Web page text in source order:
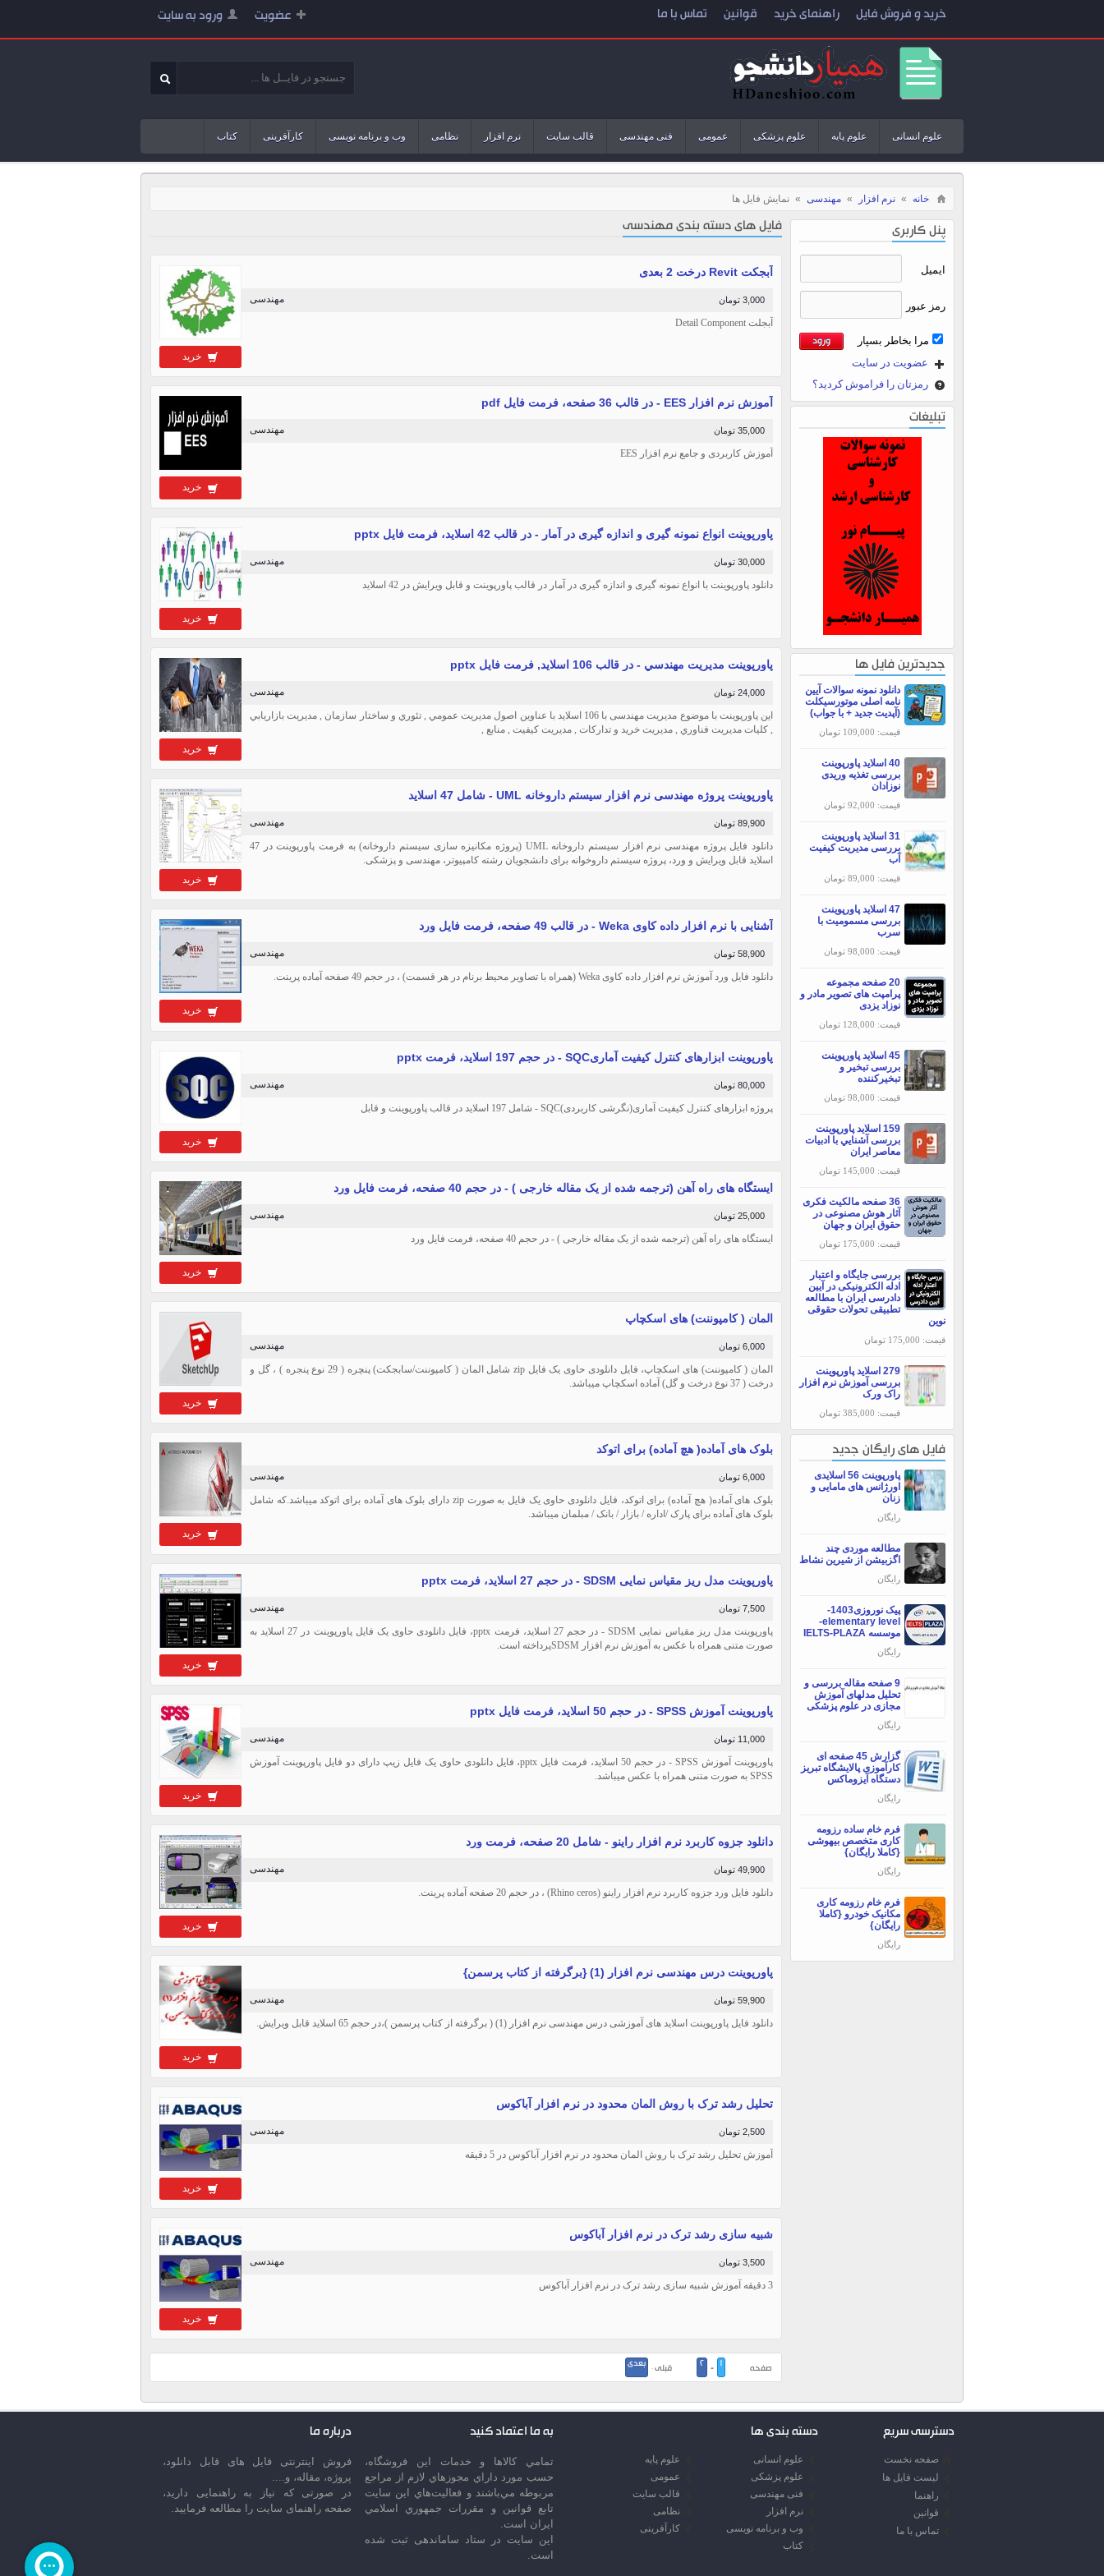
عضویت ورود به سایت خرید و فروش فایل راهنمای خرید قوانین تماس با ما
علوم انسانی علوم پایه علوم پزشکی عمومی فنی مهندسی قالب سایت نرم افزار نظامی وب و برنامه نویسی کارآفرینی کتاب
خانه » نرم افزار » مهندسی » نمایش فایل ها
پنل کاربری
ایمیل
رمز عبور
مرا بخاطر بسپار
عضویت در سایت
رمزتان را فراموش کردید؟
تبلیغات
جدیدترین فایل ها
دانلود نمونه سوالات آیین
نامه اصلی موتورسیکلت
(آپدیت جدید + با جواب)
قیمت: 109,000 تومان
40 اسلاید پاورپوینت
بررسی تغذیه وریدی
نوزادان
قیمت: 92,000 تومان
31 اسلاید پاورپوینت
بررسی مديريت كيفيت
آب
قیمت: 89,000 تومان
47 اسلاید پاورپوینت
بررسی مسمومیت با
سرب
قیمت: 98,000 تومان
20 صفحه مجموعه
پرامپت های تصویر مادر و
نوزاد یزدی
قیمت: 128,000 تومان
45 اسلاید پاورپوینت
بررسی تبخير و
تبخيركننده
قیمت: 98,000 تومان
159 اسلاید پاورپوینت
بررسی آشنايي با ادبيات
معاصر ايران
قیمت: 145,000 تومان
36 صفحه مالکیت فکری
آثار هوش مصنوعی در
حقوق ایران و جهان
قیمت: 175,000 تومان
بررسی جایگاه و اعتبار
ادله الکترونیکی در آیین
دادرسی ایران با مطالعه
تطبیقی تحولات حقوقی
نوین
قیمت: 175,000 تومان
279 اسلاید پاورپوینت
بررسی آموزش نرم افزار
راک ورک
قیمت: 385,000 تومان
فایل های رایگان جدید
پاورپوینت 56 اسلایدی
اورژانس های مامایی و
زنان
رایگان
مطالعه موردی چند
اگزبیشن از شیرین نشاط
رایگان
پیک نوروزی1403-
elementary level-
موسسه IELTS-PLAZA
رایگان
9 صفحه مقاله بررسی و
تحلیل مدلهای آموزش
مجازی در علوم پزشکی
رایگان
گزارش 45 صفحه ای
کارآموزی پالایشگاه تبریز
دستگاه آیزوماکس
رایگان
فرم خام ساده رزومه
کاری متخصص بیهوشی
{کاملا رایگان}
رایگان
فرم خام رزومه کاری
مکانیک خودرو {کاملا
رایگان}
رایگان
فایل های دسته بندی مهندسی
خرید
آبجکت Revit درخت 2 بعدی
مهندسی 3,000 تومان
آبجلت Detail Component
خرید
آموزش نرم افزار EES - در قالب 36 صفحه، فرمت فایل pdf
مهندسی 35,000 تومان
آموزش کاربردی و جامع نرم افزار EES
خرید
پاورپوینت انواع نمونه گیری و اندازه گیری در آمار - در قالب 42 اسلاید، فرمت فایل pptx
مهندسی 30,000 تومان
دانلود پاورپوینت با انواع نمونه گیری و اندازه گیری در آمار در قالب پاورپوینت و قابل ویرایش در 42 اسلاید
خرید
پاورپوینت مديريت مهندسي - در قالب 106 اسلاید, فرمت فایل pptx
مهندسی 24,000 تومان
این پاورپوینت با موضوع مدیریت مهندسی با 106 اسلاید با عناوین اصول مديريت عمومي , تئوري و ساختار سازمان , مديريت بازاريابي
, کلیات مديريت فناوري , مديريت خريد و تدارکات , مديريت کيفيت , منابع ,
خرید
پاورپوینت پروژه مهندسی نرم افزار سیستم داروخانه UML - شامل 47 اسلاید
مهندسی 89,900 تومان
دانلود فایل پروژه مهندسی نرم افزار سیستم داروخانه UML (پروژه مكانيزه سازی سيستم داروخانه) به فرمت پاورپوینت در 47
اسلاید قابل ویرایش و ورد، پروژه سیستم داروخوانه برای دانشجویان رشته کامپیوتر، مهندسی و پزشکی.
خرید
آشنایی با نرم افزار داده کاوی Weka - در قالب 49 صفحه، فرمت فایل ورد
مهندسی 58,900 تومان
دانلود فایل ورد آموزش نرم افزار داده کاوی Weka (همراه با تصاویر محیط برنام در هر قسمت) ، در حجم 49 صفحه آماده پرینت.
خرید
پاورپوینت ابزارهای کنترل کیفیت آماریSQC - در حجم 197 اسلاید، فرمت pptx
مهندسی 80,000 تومان
پروژه ابزارهای کنترل کیفیت آماری(نگرشی کاربردی)SQC - شامل 197 اسلاید در قالب پاورپوینت و قابل
خرید
ایستگاه های راه آهن (ترجمه شده از یک مقاله خارجی ) - در حجم 40 صفحه، فرمت فایل ورد
مهندسی 25,000 تومان
ایستگاه های راه آهن (ترجمه شده از یک مقاله خارجی ) - در حجم 40 صفحه، فرمت فایل ورد
خرید
المان ( کامپوننت) های اسکچاپ
مهندسی 6,000 تومان
المان ( کامپوننت) های اسکچاپ، فایل دانلودی حاوی یک فایل zip شامل المان ( کامپوننت/سابجکت) پنچره ( 29 نوع پنجره ) ، گل و
درخت ( 37 نوع درخت و گل) آماده اسکچاپ میباشد.
خرید
بلوک های آماده( هچ آماده) برای اتوکد
مهندسی 6,000 تومان
بلوک های آماده( هچ آماده) برای اتوکد، فایل دانلودی حاوی یک فایل به صورت zip دارای بلوک های آماده برای اتوکد میباشد.که شامل
بلوک های آماده برای پارک /اداره / بازار / بانک / مبلمان میباشد.
خرید
پاورپوینت مدل ریز مقیاس نمایی SDSM - در حجم 27 اسلاید، فرمت pptx
مهندسی 7,500 تومان
پاورپوینت مدل ریز مقیاس نمایی SDSM - در حجم 27 اسلاید، فرمت pptx، فایل دانلودی حاوی یک فایل پاورپوینت در 27 اسلاید به
صورت متنی همراه با عکس به آموزش نرم افزار SDSMپرداخته است.
خرید
پاورپوینت آموزش SPSS - در حجم 50 اسلاید، فرمت فایل pptx
مهندسی 11,000 تومان
پاورپوینت آموزش SPSS - در حجم 50 اسلاید، فرمت فایل pptx، فایل دانلودی حاوی یک فایل زیپ دارای دو فایل پاورپوینت آموزش
SPSS به صورت متنی همراه با عکس میباشد.
خرید
دانلود جزوه کاربرد نرم افزار راینو - شامل 20 صفحه، فرمت ورد
مهندسی 49,900 تومان
دانلود فایل ورد جزوه کاربرد نرم افزار راینو (Rhino ceros) ، در حجم 20 صفحه آماده پرینت.
خرید
پاورپوینت درس مهندسی نرم افزار (1) {برگرفته از کتاب پرسمن}
مهندسی 59,900 تومان
دانلود فایل پاورپوینت اسلاید های آموزشی درس مهندسی نرم افزار (1) ( برگرفته از کتاب پرسمن )،در حجم 65 اسلاید قابل ویرایش.
خرید
تحلیل رشد ترک با روش المان محدود در نرم افزار آباکوس
مهندسی 2,500 تومان
آموزش تحلیل رشد ترک با روش المان محدود در نرم افزار آباکوس در 5 دقیقه
خرید
شبیه سازی رشد ترک در نرم افزار آباکوس
مهندسی 3,500 تومان
3 دقیقه آموزش شبیه سازی رشد ترک در نرم افزار آباکوس
صفحه 1
-
2 قبلی · بعدی
دسترسی سریع
صفحه نخست
لیست فایل ها
راهنما
قوانین
تماس با ما
دسته بندی ها
علوم انسانی
علوم پایه
علوم پزشکی
عمومی
فنی مهندسی
قالب سایت
نرم افزار
نظامی
وب و برنامه نویسی
کارآفرینی
کتاب
به ما اعتماد کنید
تمامي كالاها و خدمات اين فروشگاه،
حسب مورد داراي مجوزهاي لازم از مراجع
مربوطه مي‌باشند و فعاليت‌هاي اين سايت
تابع قوانين و مقررات جمهوري اسلامي
ايران است.
این سایت در ستاد ساماندهی ثبت شده
است.
درباره ما
فروش اینترنتی فایل های قابل دانلود،
پروژه، مقاله، و....
در صورتی که نیاز به راهنمایی دارید،
صفحه راهنمای سایت را مطالعه فرمایید.